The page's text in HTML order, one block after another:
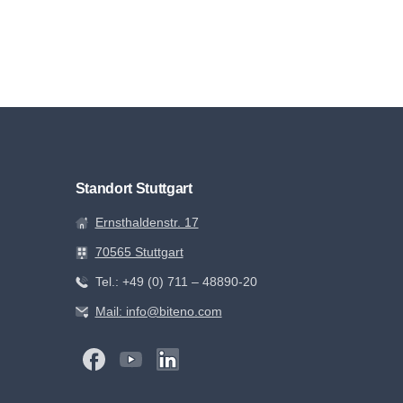
Standort Stuttgart
Ernsthaldenstr. 17
70565 Stuttgart
Tel.: +49 (0) 711 – 48890-20
Mail: info@biteno.com